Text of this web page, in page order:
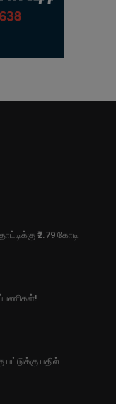
₹2.79 கோடி
பட்டுக்கு பதில்